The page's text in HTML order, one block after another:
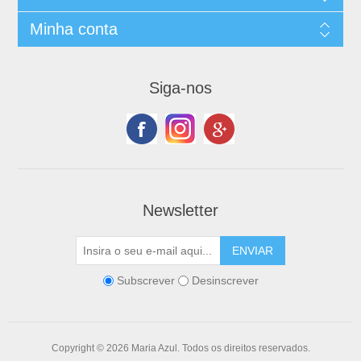
Minha conta
Siga-nos
Newsletter
Subscrever Desinscrever
Copyright © 2026 Maria Azul. Todos os direitos reservados.